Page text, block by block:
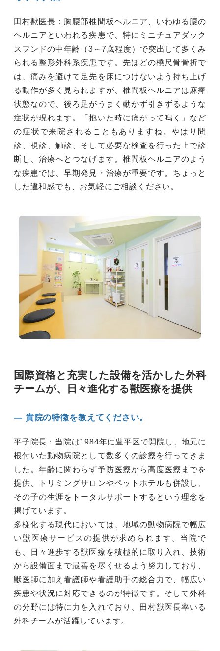
田村獣医長：胸腰部椎間板ヘルニア、いわゆる腰の
ヘルニアといわれる疾患で、特にミニチュアダック
スフンドの中年齢（3～7歳程度）で突出して多くみ
られる整形外科系疾患です。先ほどの橈尺骨骨折で
は、痛みを避けて足先を床につけないよう持ち上げ
る動作が多く見られますが、椎間板ヘルニアは麻痺
状態なので、後ろ足がうまく動かず引きずるような
症状が現れます。「抱いた時に痛がって鳴く」など
の症状で来院されることもありますね。やはり問
診、視診、触診、そして必要な検査を行った上で診
断し、治療へとつなげます。椎間板ヘルニアのよう
な疾患では、早期発見・治療が重要です。ちょっと
した違和感でも、お気軽にご相談ください。
国際資格と充実した設備を活かした外科
チームが、日々進化する獣医療を提供
― 貴院の特徴を教えてください。
平子院長：当院は1984年に豊平区で開院し、地元に
根付いた動物病院として数多くの診療を行ってきま
した。年齢に関わらず予防医療から高度医療までを
提供、トリミングサロンやペットホテルも併設し、
その子の生涯をトータルサポートするという理念を
掲げています。
多様化する現代においては、地域の動物病院で幅広
い獣医療サービスの提供が求められます。当院で
も、日々進歩する獣医療を積極的に取り入れ、技術
から設備面まで最善を尽くせるよう努力しており、
獣医師に加え看護師や看護助手の総合力で、幅広い
疾患や状況に対応できるのが特徴です。そして外科
の分野には特に力を入れており、田村獣医長率いる
外科チームが活躍しています。